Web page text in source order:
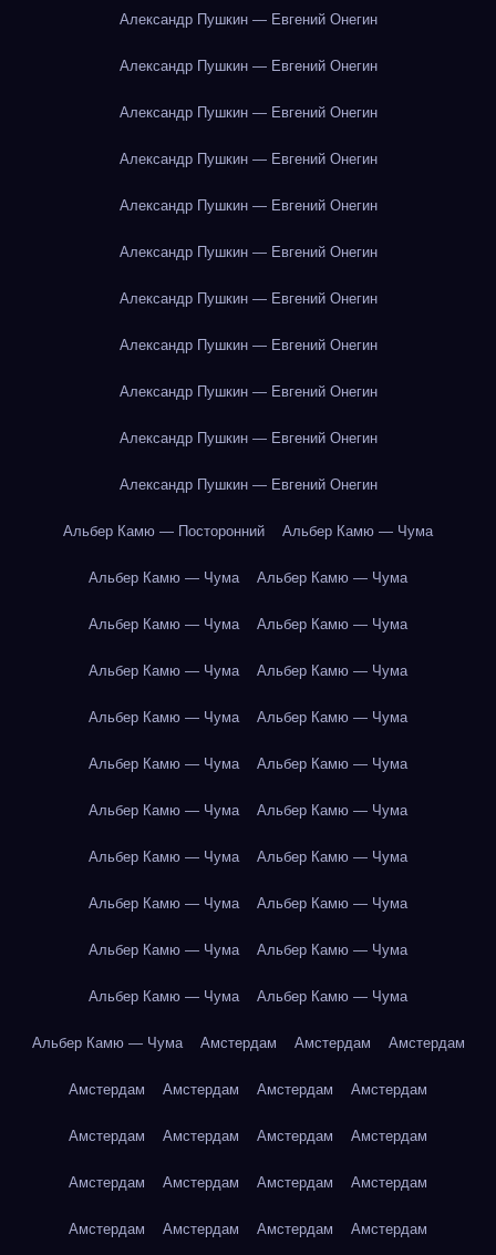
Александр Пушкин — Евгений Онегин
Александр Пушкин — Евгений Онегин
Александр Пушкин — Евгений Онегин
Александр Пушкин — Евгений Онегин
Александр Пушкин — Евгений Онегин
Александр Пушкин — Евгений Онегин
Александр Пушкин — Евгений Онегин
Александр Пушкин — Евгений Онегин
Александр Пушкин — Евгений Онегин
Александр Пушкин — Евгений Онегин
Александр Пушкин — Евгений Онегин
Альбер Камю — Посторонний Альбер Камю — Чума
Альбер Камю — Чума Альбер Камю — Чума
Альбер Камю — Чума Альбер Камю — Чума
Альбер Камю — Чума Альбер Камю — Чума
Альбер Камю — Чума Альбер Камю — Чума
Альбер Камю — Чума Альбер Камю — Чума
Альбер Камю — Чума Альбер Камю — Чума
Альбер Камю — Чума Альбер Камю — Чума
Альбер Камю — Чума Альбер Камю — Чума
Альбер Камю — Чума Альбер Камю — Чума
Альбер Камю — Чума Альбер Камю — Чума
Альбер Камю — Чума Амстердам Амстердам Амстердам
Амстердам Амстердам Амстердам Амстердам
Амстердам Амстердам Амстердам Амстердам
Амстердам Амстердам Амстердам Амстердам
Амстердам Амстердам Амстердам Амстердам